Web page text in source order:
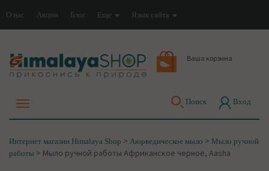
О нас Акции Блог Еще Язык сайта
Ваша корзина
Поиск Вход
Интернет магазин Himalaya Shop > Аюрведическое мыло > Мыло ручной
работы > Мыло ручной работы Африканское черное, Aasha